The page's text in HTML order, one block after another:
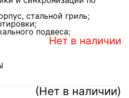
(Нет в наличии)
стальной гриль;
подвеса;
Нет в наличии